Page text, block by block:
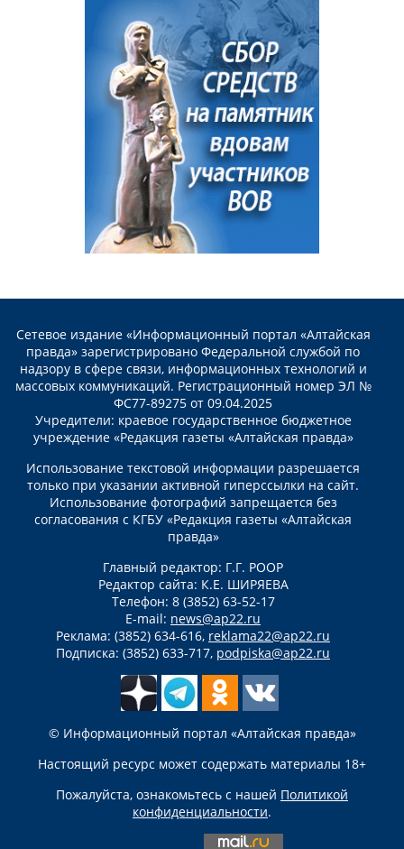
Сетевое издание «Информационный портал «Алтайская
правда» зарегистрировано Федеральной службой по
надзору в сфере связи, информационных технологий и
массовых коммуникаций. Регистрационный номер ЭЛ №
ФС77-89275 от 09.04.2025
Учредители: краевое государственное бюджетное
учреждение «Редакция газеты «Алтайская правда»
Использование текстовой информации разрешается
только при указании активной гиперссылки на сайт.
Использование фотографий запрещается без
согласования с КГБУ «Редакция газеты «Алтайская
правда»
Главный редактор: Г.Г. РООР
Редактор сайта: К.Е. ШИРЯЕВА
Телефон: 8 (3852) 63-52-17
E-mail: news@ap22.ru
Реклама: (3852) 634-616, reklama22@ap22.ru
Подписка: (3852) 633-717, podpiska@ap22.ru
© Информационный портал «Алтайская правда»
Настоящий ресурс может содержать материалы 18+
Пожалуйста, ознакомьтесь с нашей Политикой
конфиденциальности.